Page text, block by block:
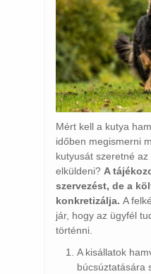
Mért kell a kutya
időben megismerni
kutyusát szeretné
elküldeni? A
szervezést, de a
konkretizálja. A
jár, hogy az ügyfél
történni.
A kisállatok
búcsúztatására